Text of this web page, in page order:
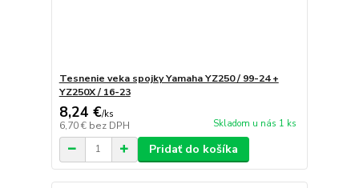
Tesnenie veka spojky Yamaha YZ250 / 99-24 +
YZ250X / 16-23
8,24 €/ks
6,70 € bez DPH Skladom u nás 1 ks
Pridať do košíka